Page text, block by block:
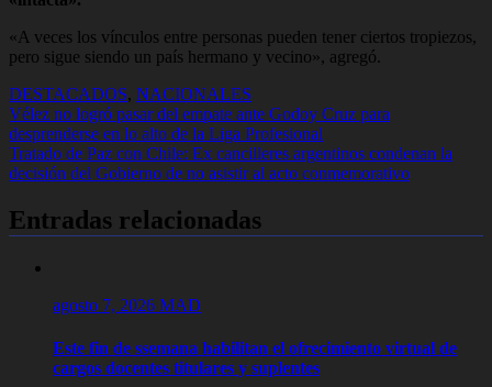
«A veces los vínculos entre personas pueden tener ciertos tropiezos,
pero sigue siendo un país hermano y vecino», agregó.
DESTACADOS, NACIONALES
Navegación
de
entradas
Vélez no logró pasar del empate ante Godoy Cruz para
desprenderse en lo alto de la Liga Profesional
Tratado de Paz con Chile: Ex cancilleres argentinos condenan la
decisión del Gobierno de no asistir al acto conmemorativo
Entradas relacionadas
agosto 7, 2026 MAD
Este fin de ssemana habilitan el ofrecimiento virtual de
cargos docentes titulares y suplentes